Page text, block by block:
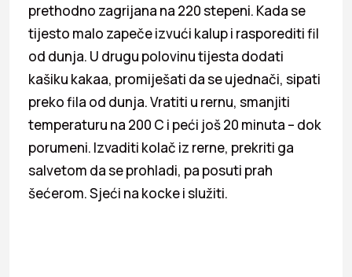
prethodno zagrijana na 220 stepeni. Kada se
tijesto malo zapeče izvući kalup i rasporediti fil
od dunja. U drugu polovinu tijesta dodati
kašiku kakaa, promiješati da se ujednači, sipati
preko fila od dunja. Vratiti u rernu, smanjiti
temperaturu na 200 C i peći još 20 minuta – dok
porumeni. Izvaditi kolač iz rerne, prekriti ga
salvetom da se prohladi, pa posuti prah
šećerom. Sjeći na kocke i služiti.